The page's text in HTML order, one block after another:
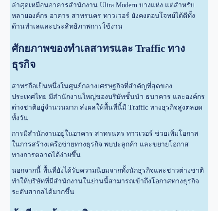
ล่าสุดเหมือนอาคารสำนักงาน Ultra Modern บางแห่ง แต่สำหรับ
หลายองค์กร อาคาร สาทรนคร ทาวเวอร์ ยังคงตอบโจทย์ได้ดีทั้ง
ด้านทำเลและประสิทธิภาพการใช้งาน
ศักยภาพของทำเลสาทรและ Traffic ทาง
ธุรกิจ
สาทรถือเป็นหนึ่งในศูนย์กลางเศรษฐกิจที่สำคัญที่สุดของ
ประเทศไทย มีสำนักงานใหญ่ของบริษัทชั้นนำ ธนาคาร และองค์กร
ต่างชาติอยู่จำนวนมาก ส่งผลให้พื้นที่นี้มี Traffic ทางธุรกิจสูงตลอด
ทั้งวัน
การมีสำนักงานอยู่ในอาคาร สาทรนคร ทาวเวอร์ ช่วยเพิ่มโอกาส
ในการสร้างเครือข่ายทางธุรกิจ พบปะลูกค้า และขยายโอกาส
ทางการตลาดได้ง่ายขึ้น
นอกจากนี้ พื้นที่ยังได้รับความนิยมจากทั้งนักธุรกิจและชาวต่างชาติ
ทำให้บริษัทที่มีสำนักงานในย่านนี้สามารถเข้าถึงโอกาสทางธุรกิจ
ระดับสากลได้มากขึ้น